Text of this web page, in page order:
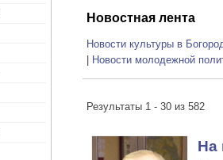
Новостная лента
Новости культуры в
Новости молодежной
Результаты 1 - 30 из 582
На